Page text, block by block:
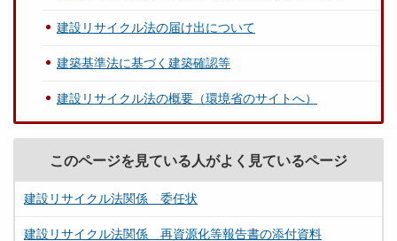
建設リサイクル法の届け出について
建築基準法に基づく建築確認等
建設リサイクル法の概要（環境省のサイトへ）
このページを見ている人がよく見ているページ
建設リサイクル法関係 委任状
建設リサイクル法関係 再資源化等報告書の添付資料